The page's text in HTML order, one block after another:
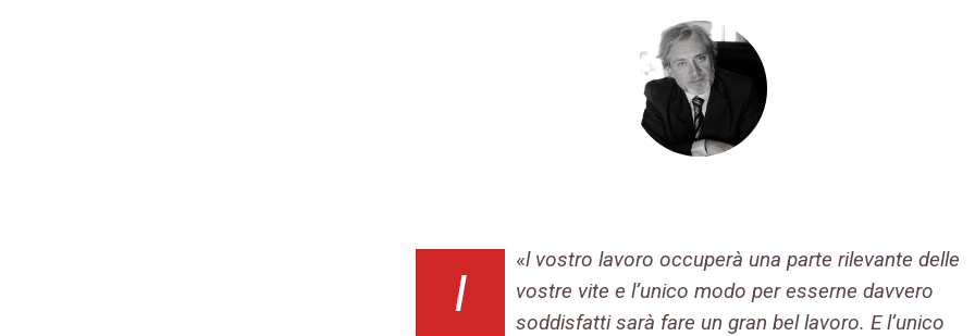
«
I
l vostro lavoro occuperà una parte rilevante delle
vostre vite e l’unico modo per esserne davvero
soddisfatti sarà fare un gran bel lavoro. E l’unico